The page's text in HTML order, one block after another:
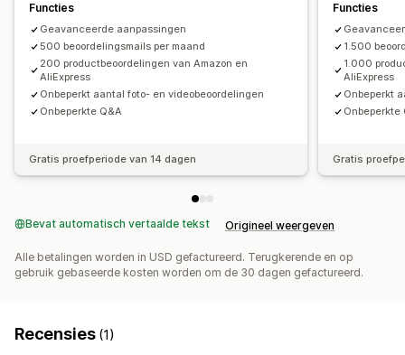
Functies
Geavanceerde aanpassingen
500 beoordelingsmails per maand
200 productbeoordelingen van Amazon en
AliExpress
Onbeperkt aantal foto- en videobeoordelingen
Onbeperkte Q&A
Gratis proefperiode van 14 dagen
Functies
1.500
1.000
AliExpress
Onbeperkt
Onbeperkte
Gratis
Bevat automatisch vertaalde tekst Origineel weergeven
Alle betalingen worden in USD gefactureerd. Terugkerende en op
gebruik gebaseerde kosten worden om de 30 dagen gefactureerd.
Recensies (1)